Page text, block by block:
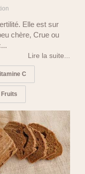
Elle est sur
chère, Crue ou
Lire la suite...
C
Fruits